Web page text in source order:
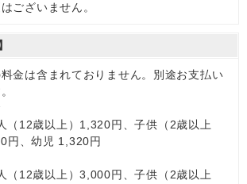
ございません。
金は含まれておりません。別途お支払い
12歳以上）1,320円、子供（2歳以上
円、幼児 1,320円
12歳以上）3,000円、子供（2歳以上